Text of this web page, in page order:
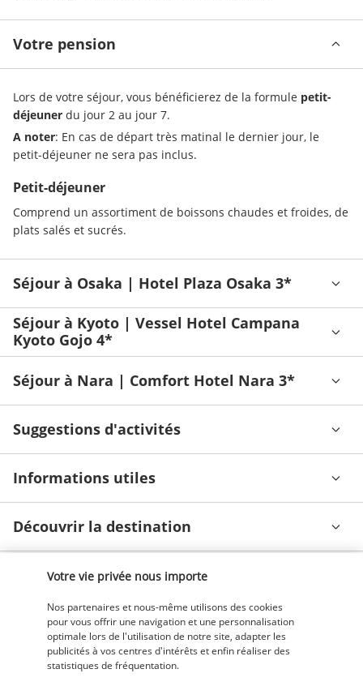
Votre pension
Lors de votre séjour, vous bénéficierez de la formule petit-
déjeuner du jour 2 au jour 7.
A noter: En cas de départ très matinal le dernier jour, le
petit-déjeuner ne sera pas inclus.
Petit-déjeuner
Comprend un assortiment de boissons chaudes et froides, de
plats salés et sucrés.
Séjour à Osaka | Hotel Plaza Osaka 3*
Séjour à Kyoto | Vessel Hotel Campana
Kyoto Gojo 4*
Séjour à Nara | Comfort Hotel Nara 3*
Suggestions d'activités
Informations utiles
Découvrir la destination
Informations utiles
Nos experts à votre écoute
Votre vie privée nous importe
Nos partenaires et nous-même utilisons des cookies
pour vous offrir une navigation et une personnalisation
optimale lors de l'utilisation de notre site, adapter les
publicités à vos centres d'intérêts et enfin réaliser des
statistiques de fréquentation.